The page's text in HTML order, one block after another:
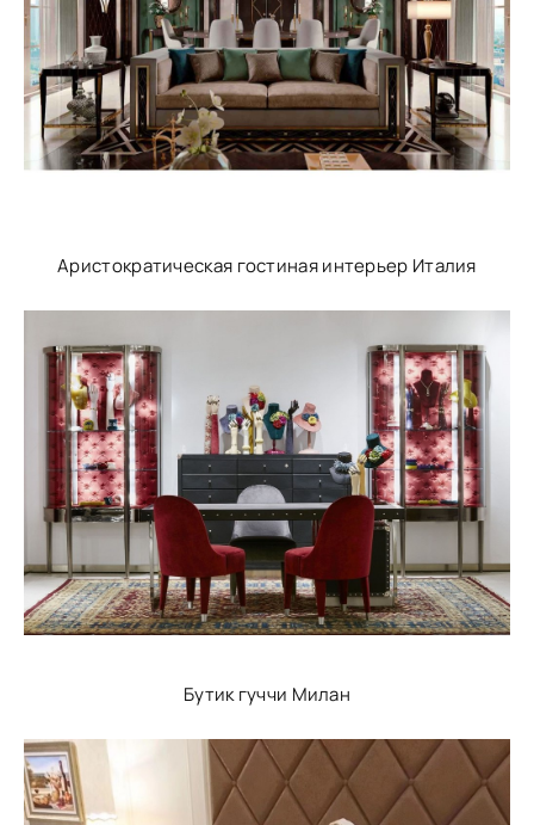
Аристократическая гостиная интерьер Италия
Бутик гуччи Милан